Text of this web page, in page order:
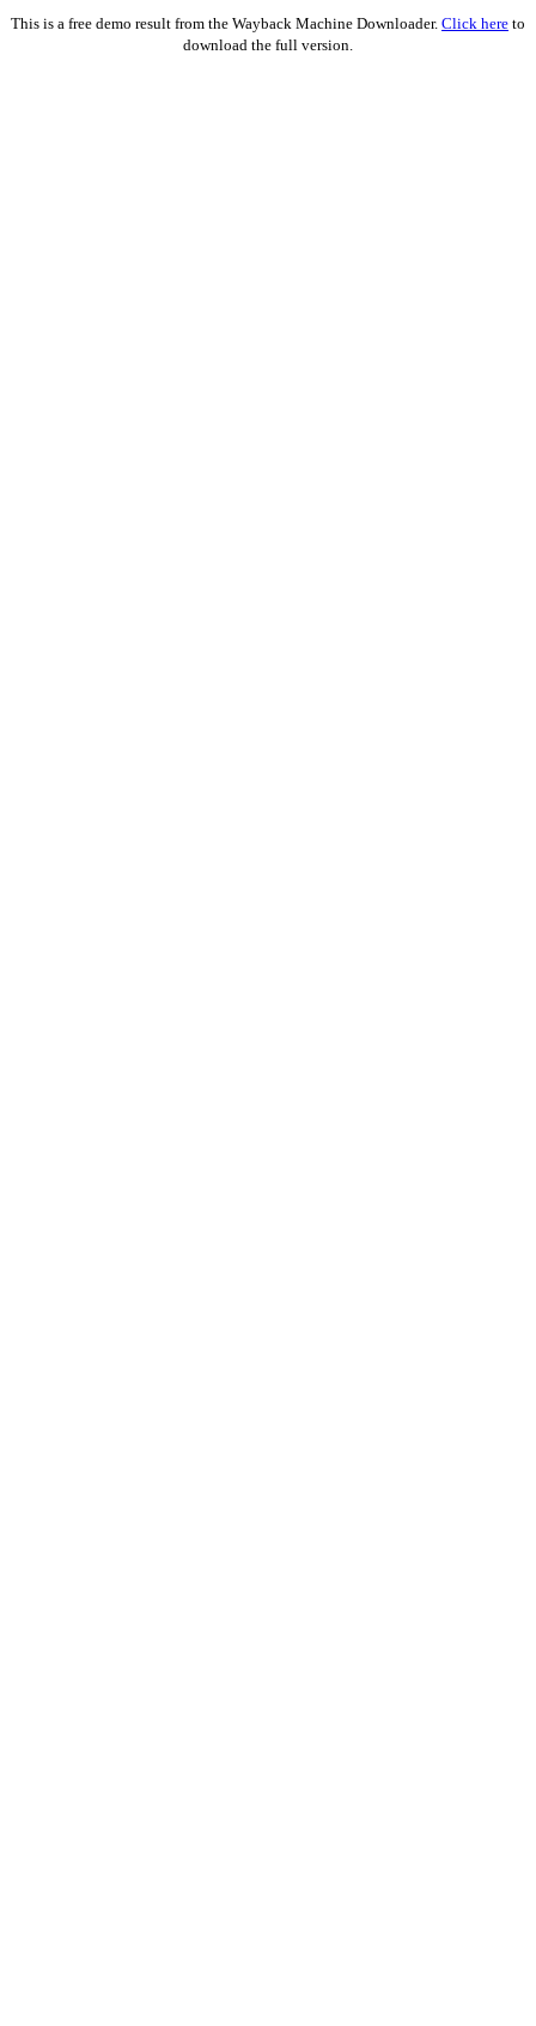
This is a free demo result from the Wayback Machine Downloader. Click here to
download the full version.